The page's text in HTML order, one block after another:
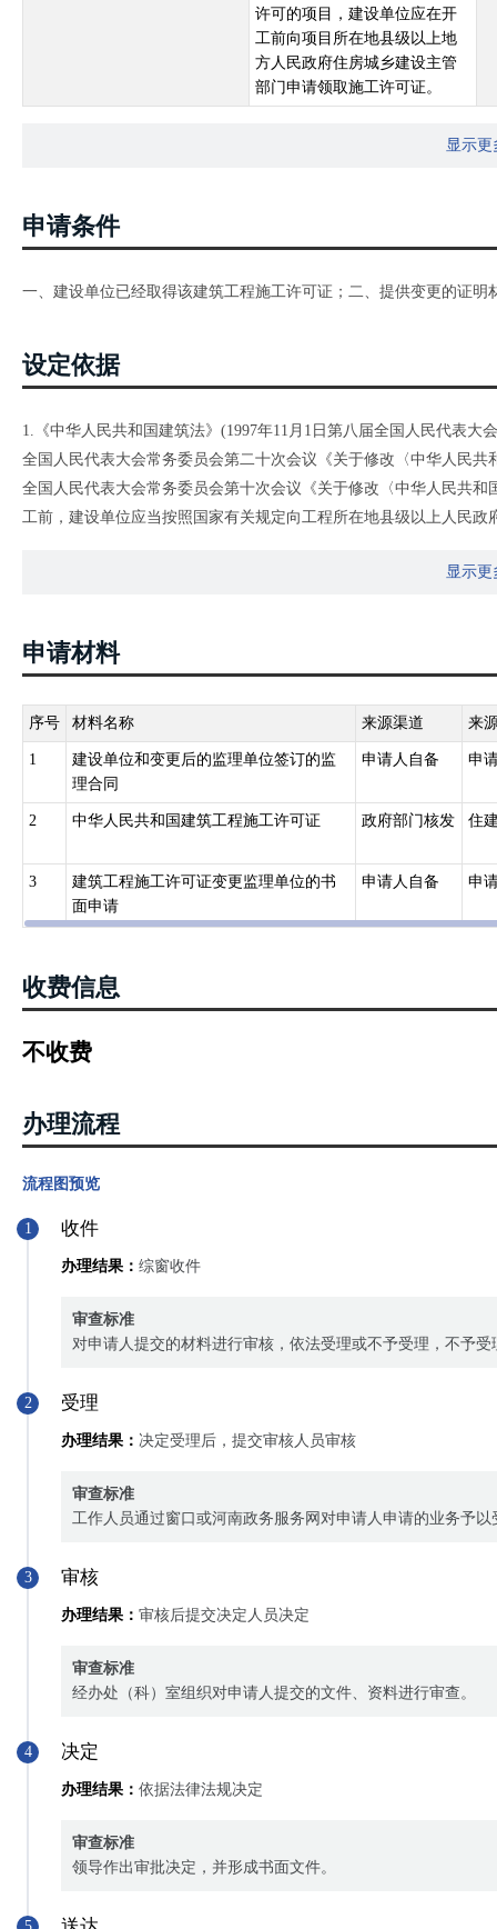
许可的项目，建设单位应在开
工前向项目所在地县级以上地
方人民政府住房城乡建设主管
部门申请领取施工许可证。
显示更
申请条件
一、建设单位已经取得该建筑工程施工许可证；二、提供变更的证明
设定依据
1.《中华人民共和国建筑法》(1997年11月1日第八届全国人民代表
全国人民代表大会常务委员会第二十次会议《关于修改〈中华人民
全国人民代表大会常务委员会第十次会议《关于修改〈中华人民共
工前，建设单位应当按照国家有关规定向工程所在地县级以上人民
2.《建筑工程施工许可证管理办法》（2014年6月25日住房和城乡建
办法的规定，向工程所在地的县级以上人民政府建设行政主管部门
和程序批准开工报告的建筑工程，不再领取施工许可证。
3.《河南省住房和城乡建设厅关于调整房屋建筑和市政基础设施工
程投资额在100万元以下（不含100万元）或者建筑面积在500平方
申请办理施工许可证。
显示更
申请材料
序号 材料名称 来源渠道 来
1
建设单位和变更后的监理单位签订的监
理合同
申请人自备 申
2 中华人民共和国建筑工程施工许可证 政府部门核发 住
3
建筑工程施工许可证变更监理单位的书
面申请
申请人自备 申
收费信息
不收费
办理流程
流程图预览
1 收件
办理结果： 综窗收件
审查标准
对申请人提交的材料进行审核，依法受理或不予受理，不予
2 受理
办理结果： 决定受理后，提交审核人员审核
审查标准
工作人员通过窗口或河南政务服务网对申请人申请的业务予
3 审核
办理结果： 审核后提交决定人员决定
审查标准
经办处（科）室组织对申请人提交的文件、资料进行审查。
4 决定
办理结果： 依据法律法规决定
审查标准
领导作出审批决定，并形成书面文件。